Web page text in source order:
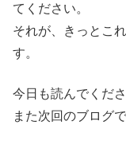
てください。
それが、きっとこ
す。
今日も読んでくだ
また次回のブログ